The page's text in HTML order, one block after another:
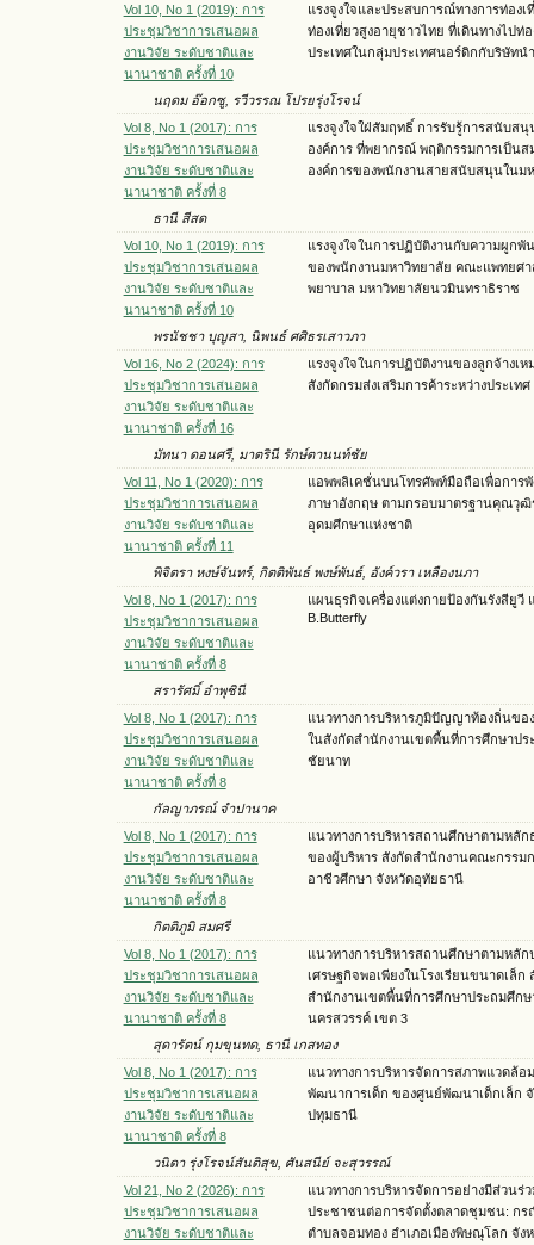
Vol 10, No 1 (2019): การ
ประชุมวิชาการเสนอผล
งานวิจัย ระดับชาติและ
นานาชาติ ครั้งที่ 10
แรงจูงใจและประสบการณ์ทางการท่องเ
ท่องเที่ยวสูงอายุชาวไทย ที่เดินทางไปท่อ
ประเทศในกลุ่มประเทศนอร์ดิกกับริษัทน
นฤดม อ๊อกซู, รวีวรรณ โปรยรุ่งโรจน์
Vol 8, No 1 (2017): การ
ประชุมวิชาการเสนอผล
งานวิจัย ระดับชาติและ
นานาชาติ ครั้งที่ 8
แรงจูงใจใฝ่สัมฤทธิ์ การรับรู้การสนับสนุ
องค์การ ที่พยากรณ์ พฤติกรรมการเป็น
องค์การของพนักงานสายสนับสนุนในม
ธานี สีสด
Vol 10, No 1 (2019): การ
ประชุมวิชาการเสนอผล
งานวิจัย ระดับชาติและ
นานาชาติ ครั้งที่ 10
แรงจูงใจในการปฏิบัติงานกับความผูกพั
ของพนักงานมหาวิทยาลัย คณะแพทยศา
พยาบาล มหาวิทยาลัยนวมินทราธิราช
พรนัชชา บุญสา, นิพนธ์ ศศิธรเสาวภา
Vol 16, No 2 (2024): การ
ประชุมวิชาการเสนอผล
งานวิจัย ระดับชาติและ
นานาชาติ ครั้งที่ 16
แรงจูงใจในการปฏิบัติงานของลูกจ้างเห
สังกัดกรมส่งเสริมการค้าระหว่างประเทศ
มัทนา ดอนศรี, มาตรินี รักษ์ตานนท์ชัย
Vol 11, No 1 (2020): การ
ประชุมวิชาการเสนอผล
งานวิจัย ระดับชาติและ
นานาชาติ ครั้งที่ 11
แอพพลิเคชั่นบนโทรศัพท์มือถือเพื่อการ
ภาษาอังกฤษ ตามกรอบมาตรฐานคุณวุฒิ
อุดมศึกษาแห่งชาติ
พิจิตรา หงษ์จันทร์, กิตติพันธ์ พงษ์พันธ์, อังค์วรา เหลืองนภา
Vol 8, No 1 (2017): การ
ประชุมวิชาการเสนอผล
งานวิจัย ระดับชาติและ
นานาชาติ ครั้งที่ 8
แผนธุรกิจเครื่องแต่งกายป้องกันรังสียูวี
B.Butterfly
สรารัศมิ์ อำพุชินี
Vol 8, No 1 (2017): การ
ประชุมวิชาการเสนอผล
งานวิจัย ระดับชาติและ
นานาชาติ ครั้งที่ 8
แนวทางการบริหารภูมิปัญญาท้องถิ่นขอ
ในสังกัดสำนักงานเขตพื้นที่การศึกษาปร
ชัยนาท
กัลญาภรณ์ จำปานาค
Vol 8, No 1 (2017): การ
ประชุมวิชาการเสนอผล
งานวิจัย ระดับชาติและ
นานาชาติ ครั้งที่ 8
แนวทางการบริหารสถานศึกษาตามหลัก
ของผู้บริหาร สังกัดสำนักงานคณะกรรม
อาชีวศึกษา จังหวัดอุทัยธานี
กิตติภูมิ สมศรี
Vol 8, No 1 (2017): การ
ประชุมวิชาการเสนอผล
งานวิจัย ระดับชาติและ
นานาชาติ ครั้งที่ 8
แนวทางการบริหารสถานศึกษาตามหลั
เศรษฐกิจพอเพียงในโรงเรียนขนาดเล็ก
สำนักงานเขตพื้นที่การศึกษาประถมศึกษ
นครสวรรค์ เขต 3
สุดารัตน์ กุมขุนทด, ธานี เกสทอง
Vol 8, No 1 (2017): การ
ประชุมวิชาการเสนอผล
งานวิจัย ระดับชาติและ
นานาชาติ ครั้งที่ 8
แนวทางการบริหารจัดการสภาพแวดล้อม
พัฒนาการเด็ก ของศูนย์พัฒนาเด็กเล็ก จั
ปทุมธานี
วนิดา รุ่งโรจน์สันติสุข, ศันสนีย์ จะสุวรรณ์
Vol 21, No 2 (2026): การ
ประชุมวิชาการเสนอผล
งานวิจัย ระดับชาติและ
แนวทางการบริหารจัดการอย่างมีส่วนร่
ประชาชนต่อการจัดตั้งตลาดชุมชน: กร
ตำบลจอมทอง อำเภอเมืองพิษณุโลก จัง